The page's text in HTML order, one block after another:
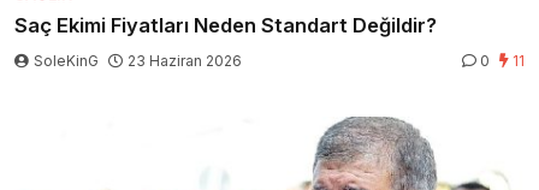
Saç Ekimi Fiyatları Neden Standart Değildir?
SoleKinG 23 Haziran 2026 0 11